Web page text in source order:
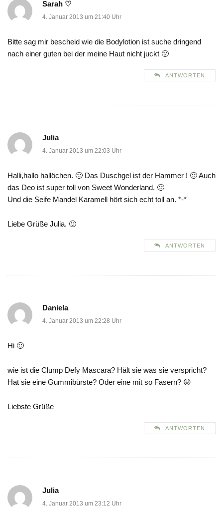
Sarah ♡
4. Januar 2013 um 21:40 Uhr
Bitte sag mir bescheid wie die Bodylotion ist suche dringend
nach einer guten bei der meine Haut nicht juckt 🙁
ANTWORTEN
Julia
4. Januar 2013 um 22:03 Uhr
Halli,hallo hallöchen. 🙂 Das Duschgel ist der Hammer ! 🙂 Auch
das Deo ist super toll von Sweet Wonderland. 🙂
Und die Seife Mandel Karamell hört sich echt toll an. *-*
Liebe Grüße Julia. 🙂
ANTWORTEN
Daniela
4. Januar 2013 um 22:28 Uhr
Hi 🙂
wie ist die Clump Defy Mascara? Hält sie was sie verspricht?
Hat sie eine Gummibürste? Oder eine mit so Fasern? 😛
Liebste Grüße
ANTWORTEN
Julia
4. Januar 2013 um 23:12 Uhr